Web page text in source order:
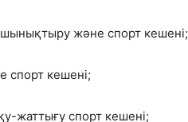
және спорт кешені;
спорт кешені;
жаттығу спорт кешені;